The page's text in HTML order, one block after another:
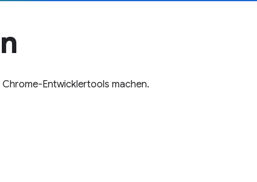
Entwicklertools machen.